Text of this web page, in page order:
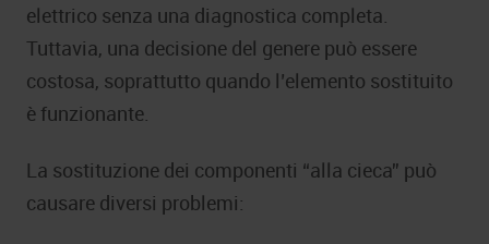
elettrico senza una diagnostica completa.
Tuttavia, una decisione del genere può essere
costosa, soprattutto quando l’elemento sostituito
è funzionante.
La sostituzione dei componenti “alla cieca” può
causare diversi problemi: